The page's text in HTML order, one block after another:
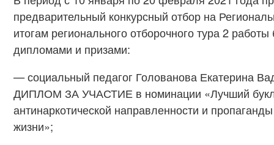
предварительный конкурсный отбор на
итогам регионального отборочного тура 2
дипломами и призами:
— социальный педагог Голованова Екатерина
ДИПЛОМ ЗА УЧАСТИЕ в номинации «Лучший
антинаркотической направленности и
жизни»;